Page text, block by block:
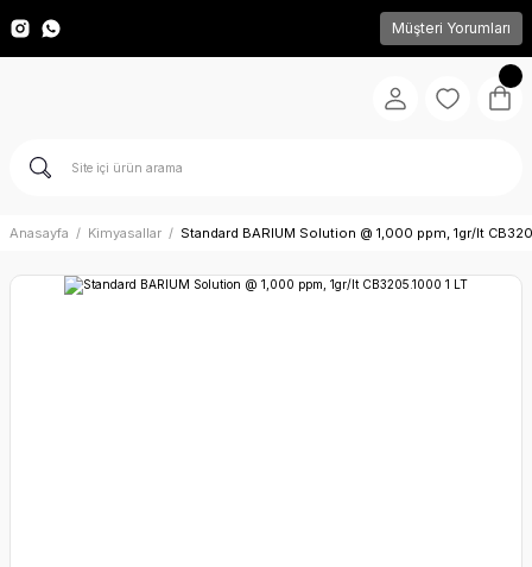
Müşteri Yorumları
Anasayfa Kimyasallar Standard BARIUM Solution @ 1,000 ppm, 1gr/lt